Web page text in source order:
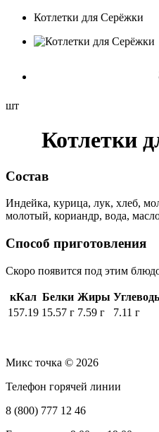
Котлетки для Серёжки
шт
Котлетки
Состав
Индейка, курица, лук, хлеб,
молотый, кориандр, вода,
Способ приготовления
Скоро появится под этим
кКал Белки Жиры
157.19 15.57 г 7.59 г 7.11 г
Микс точка © 2026
Телефон горячей линии
8 (800) 777 12 46